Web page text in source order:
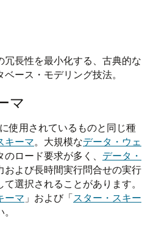
冗長性を最小化する、古典的な
ース・モデリング技法。
マ
使用されているものと同じ種
キーマ。大規模なデータ・ウェ
のロード要求が多く、 データ・
および長時間実行問合せの実行
選択されることがあります。
ーマ 」および「スター・スキー